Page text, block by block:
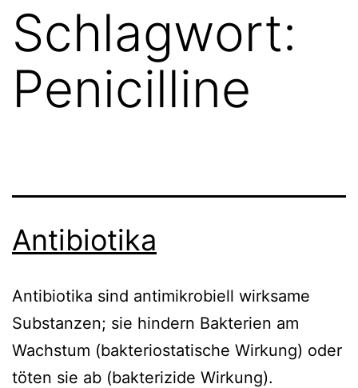
Schlagwort:
Penicilline
Antibiotika
Antibiotika sind antimikrobiell wirksame
Substanzen; sie hindern Bakterien am
Wachstum (bakteriostatische Wirkung) oder
töten sie ab (bakterizide Wirkung).